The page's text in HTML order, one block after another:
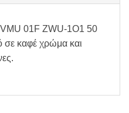
01F ZWU-1O1 50
σε καφέ χρώμα και